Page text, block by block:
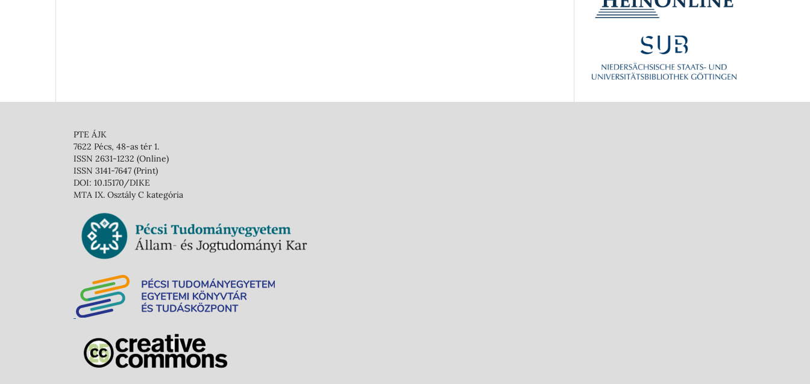
PTE ÁJK
7622 Pécs, 48-as tér 1.
ISSN 2631-1232 (Online)
ISSN 3141-7647 (Print)
DOI: 10.15170/DIKE
MTA IX. Osztály C kategória